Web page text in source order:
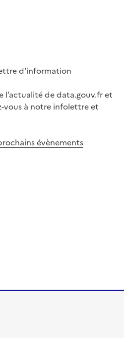
d'information
l’actualité de data.gouv.fr et
vous à notre infolettre et
évènements